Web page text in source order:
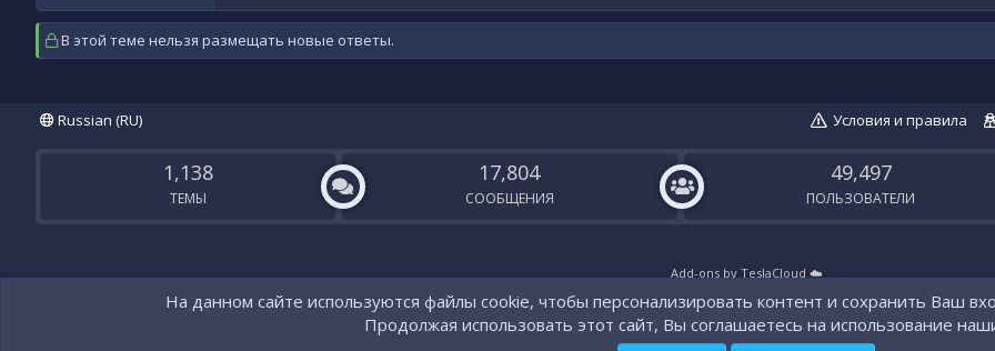
В этой теме нельзя размещать новые ответы.
Russian (RU) Условия и правила
1,138
ТЕМЫ
17,804
СООБЩЕНИЯ
49,497
ПОЛЬЗОВАТЕЛИ
Add-ons by TeslaCloud ☁️
На данном сайте используются файлы cookie, чтобы персонализировать контент и сохранить Ваш
Продолжая использовать этот сайт, Вы соглашаетесь на использование